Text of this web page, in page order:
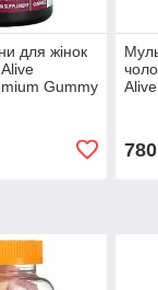
для жінок
Gummy
780